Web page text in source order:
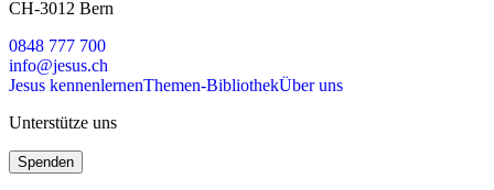
CH-3012 Bern
0848 777 700
info@jesus.ch
Jesus kennenlernenThemen-BibliothekÜber uns
Unterstütze uns
Spenden